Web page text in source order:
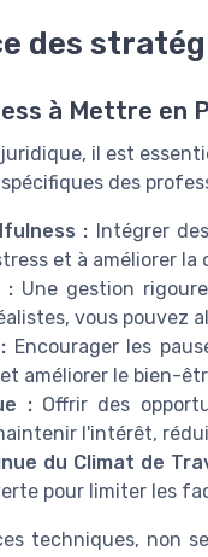
des
à Mettre en
il est
des
: Intégrer
et à améliorer la
: Une gestion
vous pouvez
Encourager les
améliorer le bien-
:Offrir des
l'intérêt,
du Climat de
pour limiter les
techniques, non